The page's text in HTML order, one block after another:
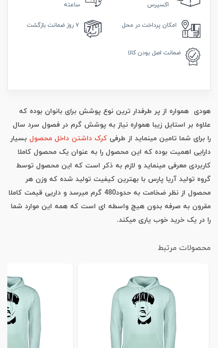
اکسپرس
ساعته
امکان پرداخت در محل ۷ روز ضمانت بازگشت
ضمانت اصل بودن کالا
هودی همواره از پر طرفدار ترین نوع پوشش برای بانوان بوده که
علاوه بر استایل زیبا همواره نیاز به پوشش گرم در فصول سرد سال
را برای شما تامین مینماید از طرفی کرک داشتن داخل محصول بسیار
دارایی اهمیت بوده که این محصول را به عنوان یک محصول کاملا
کاربردی معرفی مینماید و لازم به ذکر است که این محصول توسط
گروه تولید آریا پارس با بهترین کیفیت تولید شده که وزن هر
محصول از نظر ضخامت به حدود480 گرم میرسد و داریی قیمت کاملا
مقرون به صرفه بدون هیچ واسطه ای است که همه این موارد شما
را در یک خرید خوب یاری میکند.
محصولات مرتبط